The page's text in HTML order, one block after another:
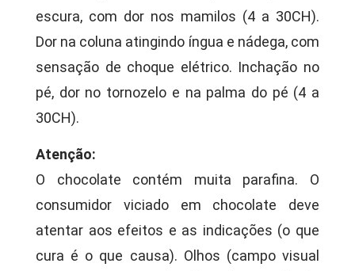
escura, com dor nos mamilos (4 a 30CH).
Dor na coluna atingindo íngua e nádega, com
sensação de choque elétrico. Inchação no
pé, dor no tornozelo e na palma do pé (4 a
30CH).
Atenção:
O chocolate contém muita parafina. O
consumidor viciado em chocolate deve
atentar aos efeitos e as indicações (o que
cura é o que causa). Olhos (campo visual